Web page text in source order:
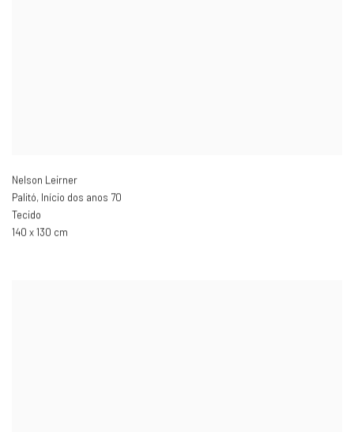
Nelson Leirner
Palitó, Início dos anos 70
Tecido
140 x 130 cm